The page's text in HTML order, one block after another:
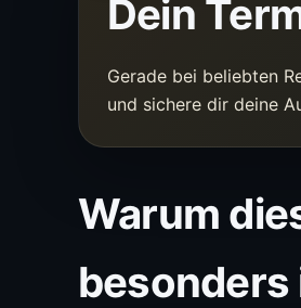
Dein
Gerade bei beliebten
und sichere dir deine
Warum
besonders